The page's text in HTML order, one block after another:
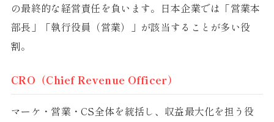
の最終的な経営責任を負います。日本企業では「営業本
部長」「執行役員（営業）」が該当することが多い役
割。
CRO（Chief Revenue Officer）
マーケ・営業・CS全体を統括し、収益最大化を担う役